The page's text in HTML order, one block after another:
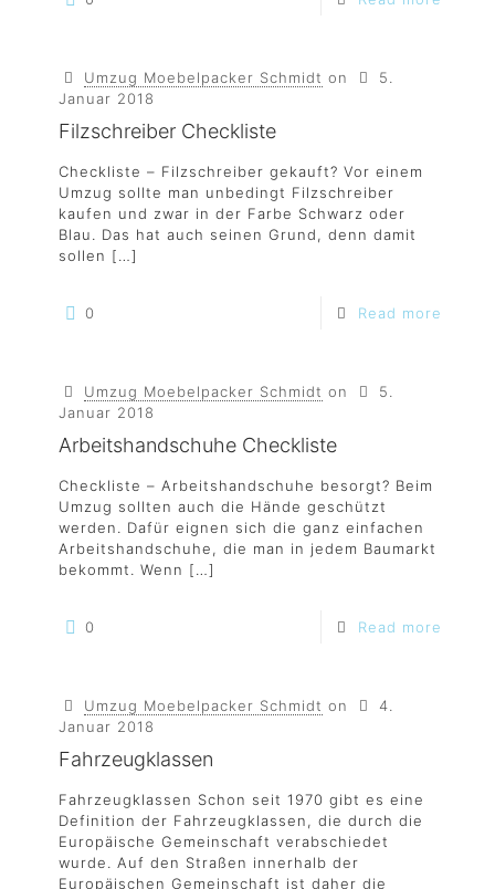
Umzug Moebelpacker Schmidt on
5.
Januar 2018
Filzschreiber Checkliste
Checkliste – Filzschreiber gekauft? Vor einem
Umzug sollte man unbedingt Filzschreiber
kaufen und zwar in der Farbe Schwarz oder
Blau. Das hat auch seinen Grund, denn damit
sollen […]
0 Read more
Umzug Moebelpacker Schmidt on
5.
Januar 2018
Arbeitshandschuhe Checkliste
Checkliste – Arbeitshandschuhe besorgt? Beim
Umzug sollten auch die Hände geschützt
werden. Dafür eignen sich die ganz einfachen
Arbeitshandschuhe, die man in jedem Baumarkt
bekommt. Wenn […]
0 Read more
Umzug Moebelpacker Schmidt on
4.
Januar 2018
Fahrzeugklassen
Fahrzeugklassen Schon seit 1970 gibt es eine
Definition der Fahrzeugklassen, die durch die
Europäische Gemeinschaft verabschiedet
wurde. Auf den Straßen innerhalb der
Europäischen Gemeinschaft ist daher die